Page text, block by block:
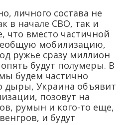
личного состава не
в начале СВО, так и
что вместо частичной
мобилизацию,
ружье сразу миллион
будут полумеры. В
будем частично
дыры, Украина объявит
позовут на
румын и кого-то еще,
и будут